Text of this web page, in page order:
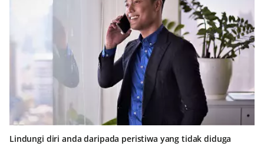
Lindungi diri anda daripada peristiwa yang tidak diduga